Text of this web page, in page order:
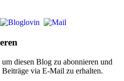
diesen Blog zu abonnieren und
via E-Mail zu erhalten.